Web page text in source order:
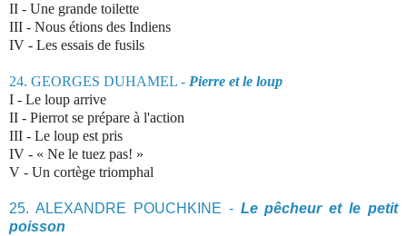
II - Une grande toilette
III - Nous étions des Indiens
IV - Les essais de fusils
24. GEORGES DUHAMEL - Pierre et le loup
I - Le loup arrive
II - Pierrot se prépare à l'action
III - Le loup est pris
IV - « Ne le tuez pas! »
V - Un cortège triomphal
25. ALEXANDRE POUCHKINE - Le pêcheur et le petit
poisson